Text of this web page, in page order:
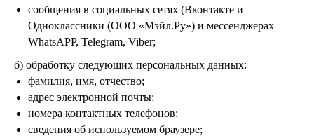
сообщения в социальных сетях (Вконтакте и
Одноклассники (ООО «Мэйл.Ру») и мессенджерах
WhatsAPP, Telegram, Viber;
б) обработку следующих персональных данных:
фамилия, имя, отчество;
адрес электронной почты;
номера контактных телефонов;
сведения об используемом браузере;